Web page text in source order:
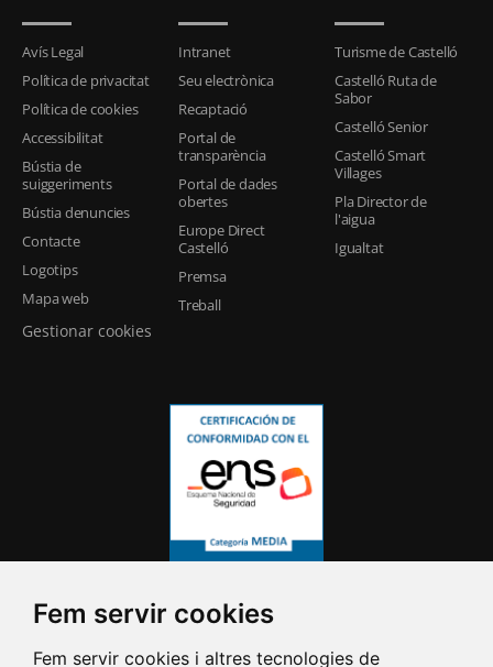
Fem servir cookies
Fem servir cookies i altres tecnologies de
Avís Legal
Política de privacitat
Política de cookies
Accessibilitat
Bústia de
suiggeriments
Bústia denuncies
Contacte
Logotips
Mapa web
Gestionar cookies
Intranet
Seu electrònica
Recaptació
Portal de
transparència
Portal de dades
obertes
Europe Direct
Castelló
Premsa
Treball
Turisme de Castelló
Castelló Ruta de
Sabor
Castelló Senior
Castelló Smart
Villages
Pla Director de
l'aigua
Igualtat